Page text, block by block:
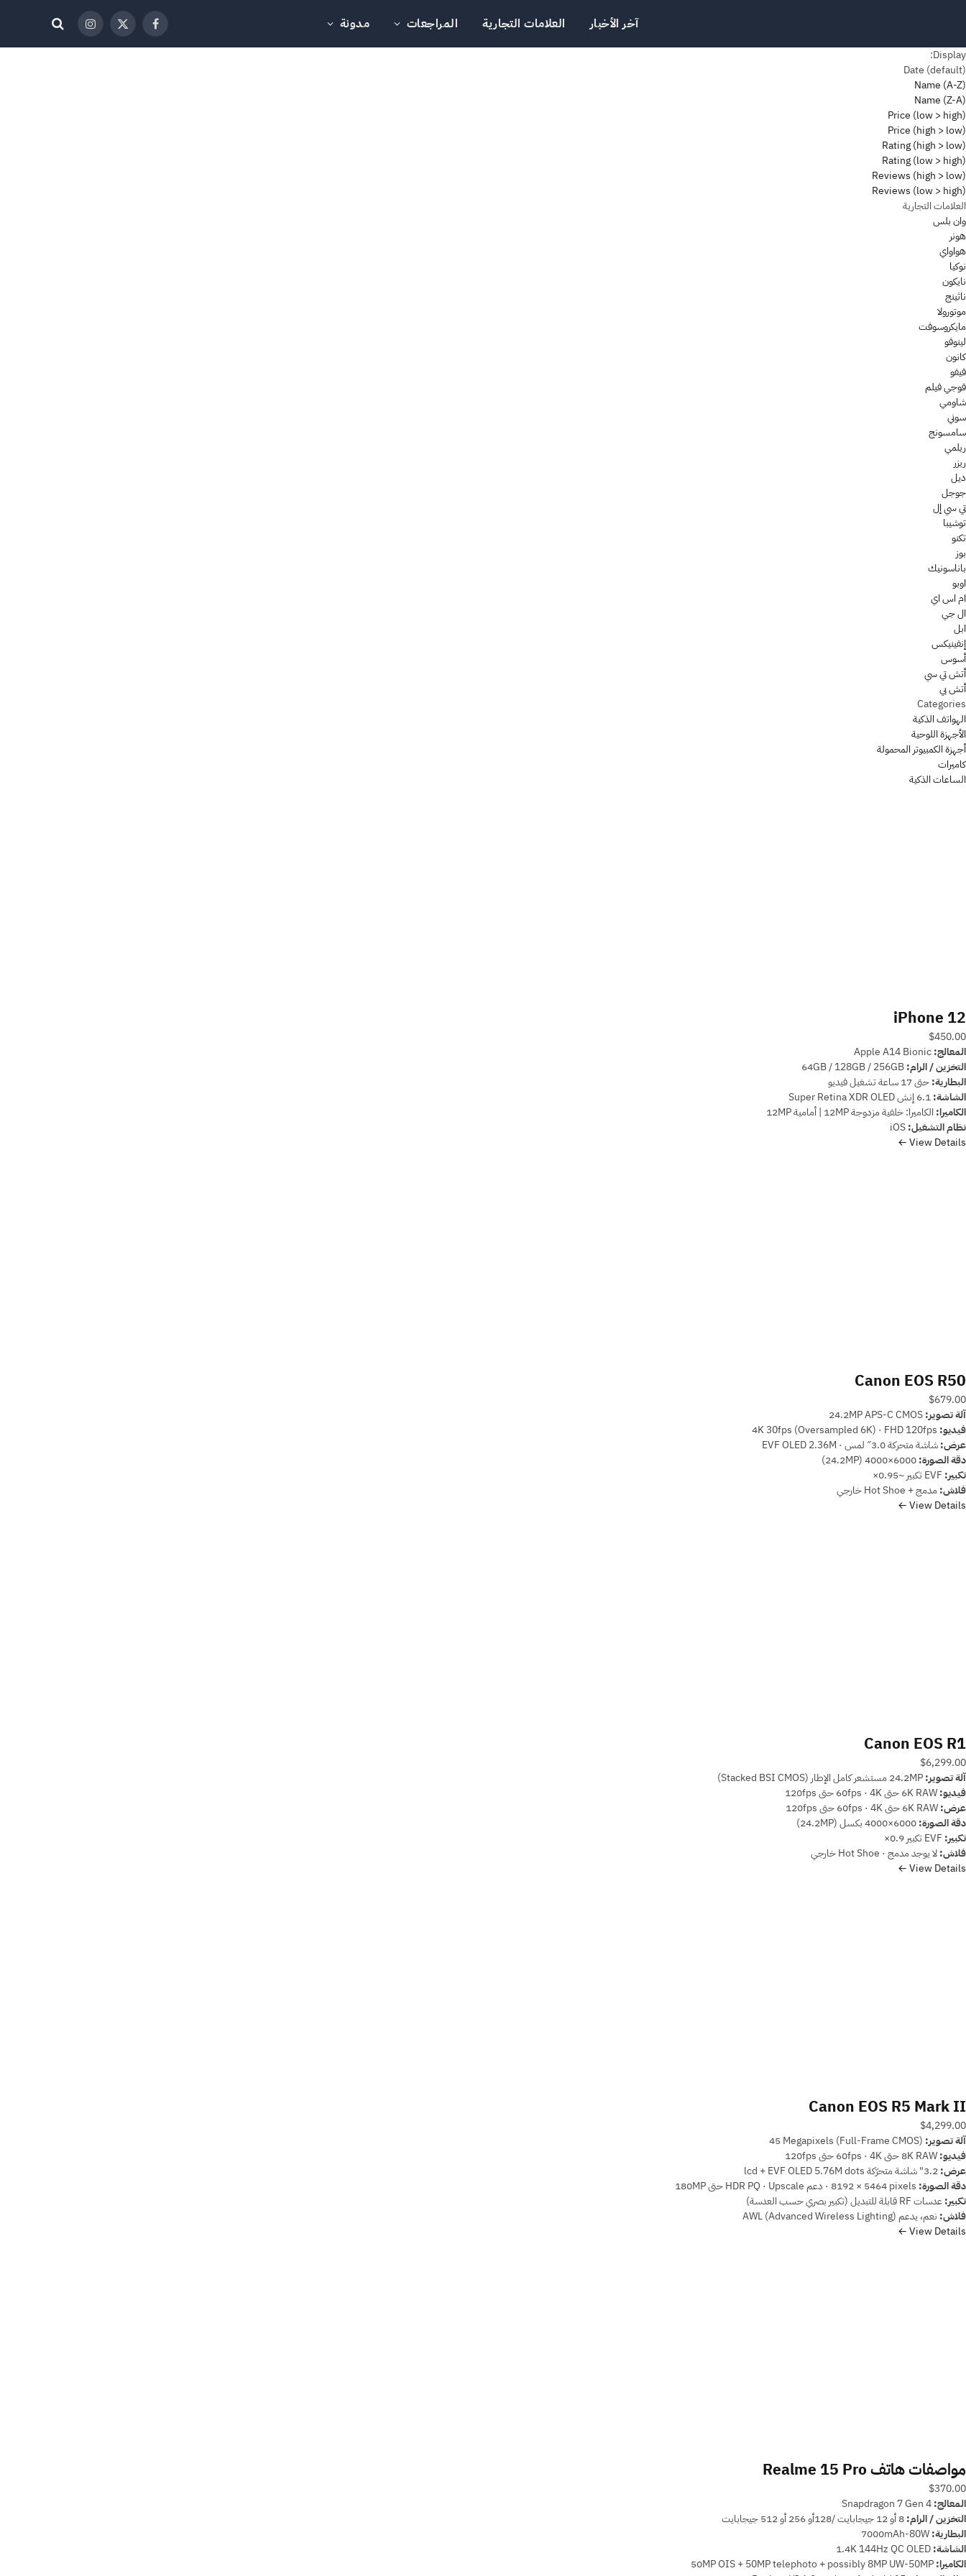
آخر الأخبار العلامات التجارية المراجعات مدونة فيسبوكX
(Twitter)
الانستغرام
Display:
Date (default)
Name (A-Z)
Name (Z-A)
Price (low > high)
Price (high > low)
Rating (high > low)
Rating (low > high)
Reviews (high > low)
Reviews (low > high)
العلامات التجارية
وان بلس
هونر
هواواي
نوكيا
نايكون
ناثينج
موتورولا
مايكروسوفت
لينوفو
كانون
فيفو
فوجي فيلم
شاومي
سوني
سامسونج
ريلمي
ريزر
ديل
جوجل
تي سي إل
توشيبا
تكنو
بوز
باناسونيك
اوبو
ام اس اي
ال جي
ابل
إنفينيكس
أسوس
أتش تي سي
أتش بي
Categories
الهواتف الذكية
الأجهزة اللوحية
أجهزة الكمبيوتر المحمولة
كاميرات
الساعات الذكية
iPhone 12
$450.00
المعالج:
التخزين / الرام:
البطارية:حتى 17 ساعة تشغيل فيديو
الشاشة:
الكاميرا: الكاميرا: خلفية مزدوجة 12MP | أمامية 12MP
نظام التشغيل:
View Details ←
Canon EOS R50
$679.00
آلة تصوير:
فيديو:
عرض:شاشة متحركة 3.0″ لمس · EVF OLED 2.36M
دقة الصورة:
تكبير:
فلاش: مدمج + Hot Shoe خارجي
View Details ←
Canon EOS R1
$6,299.00
آلة تصوير:
فيديو:
عرض:
دقة الصورة:
تكبير:
فلاش:لا يوجد مدمج · Hot Shoe خارجي
View Details ←
Canon EOS R5 Mark II
$4,299.00
آلة تصوير:
فيديو:
عرض:
دقة الصورة:
تكبير:عدسات RF قابلة للتبديل (تكبير بصري حسب العدسة)
فلاش: نعم، يدعم AWL (Advanced Wireless Lighting)
View Details ←
مواصفات هاتف Realme 15 Pro
$370.00
المعالج:
التخزين / الرام:
البطارية:
الشاشة:
الكاميرا: